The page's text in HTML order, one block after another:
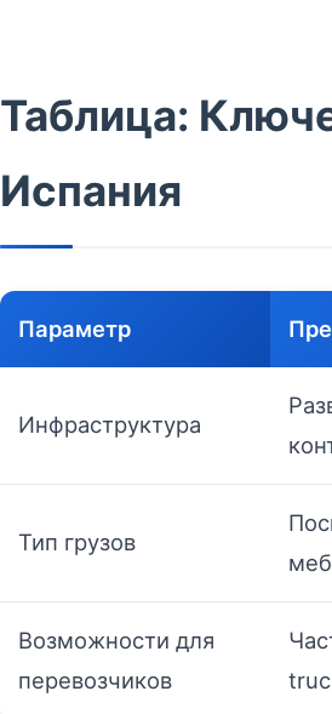
Таблица:
Испания
Параметр
Инфраструктура
Тип грузов
Возможности для
перевозчиков